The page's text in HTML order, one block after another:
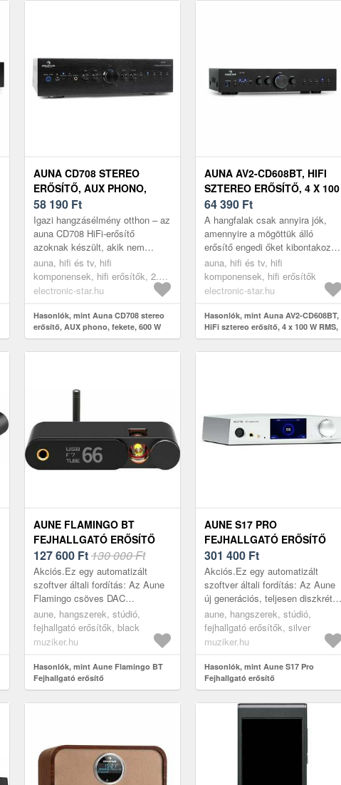
AUNA CD708 STEREO
ERŐSÍTŐ, AUX PHONO,
FEKETE, 600 W
58 190 Ft
Igazi hangzásélmény otthon – az
auna CD708 HiFi-erősítő
azoknak készült, akik nem
elégszenek meg a középszerű
hanggal. Letisztult dizájn,
megbízhat...
auna, hifi és tv, hifi
komponensek, hifi erősítők, 2.0
sztereó hifi erősítők
electronic-star.hu
Hasonlók, mint Auna CD708 stereo
erősítő, AUX phono, fekete, 600 W
AUNA AV2-CD608BT, HIFI
SZTEREO ERŐSÍTŐ, 4 X 100
W RMS, BT, DIGITÁLIS
OPTIKAI BEMENET, FEKETE
64 390 Ft
A hangfalak csak annyira jók,
amennyire a mögöttük álló
erősítő engedi őket kibontakozni.
Az Auna AV2-CD608BT
pontosan arra való, hogy a
hangrendsz...
auna, hifi és tv, hifi
komponensek, hifi erősítők
electronic-star.hu
Hasonlók, mint Auna AV2-CD608BT,
HiFi sztereo erősítő, 4 x 100 W RMS,
BT, digitális optikai bemenet, fekete
AUNE FLAMINGO BT
FEJHALLGATÓ ERŐSÍTŐ
127 600 Ft130 000 Ft
Akciós.Ez egy automatizált
szoftver általi fordítás: Az Aune
Flamingo csöves DAC
fejhallgató-erősítővel nem csak
egy csövet tartalmaz a kompakt
testben, a...
aune, hangszerek, stúdió,
fejhallgató erősítők, black
muziker.hu
Hasonlók, mint Aune Flamingo BT
Fejhallgató erősítő
AUNE S17 PRO
FEJHALLGATÓ ERŐSÍTŐ
301 400 Ft
Akciós.Ez egy automatizált
szoftver általi fordítás: Az Aune
új generációs, teljesen diszkrét
A-osztályú fejhallgató-
erősítőjeként az S17 Pro kettős
JFET-...
aune, hangszerek, stúdió,
fejhallgató erősítők, silver
muziker.hu
Hasonlók, mint Aune S17 Pro
Fejhallgató erősítő